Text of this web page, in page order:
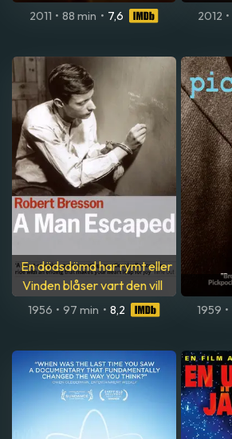
2011 • 88 min • 7,6 2012 •
En dödsdömd har rymt eller
Vinden blåser vart den vill
1956 • 97 min • 8,2 1959 •